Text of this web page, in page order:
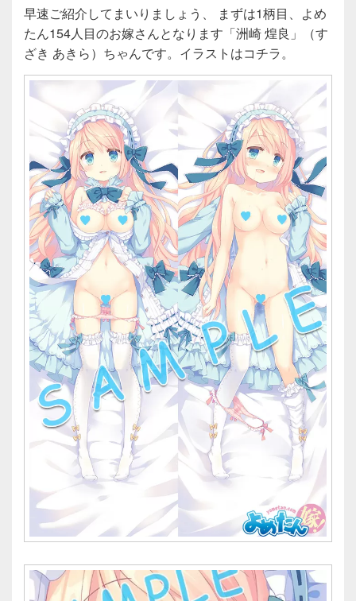
早速ご紹介してまいりましょう、 まずは1柄目、よめ
たん154人目のお嫁さんとなります「洲崎 煌良」（す
ざき あきら）ちゃんです。イラストはコチラ。